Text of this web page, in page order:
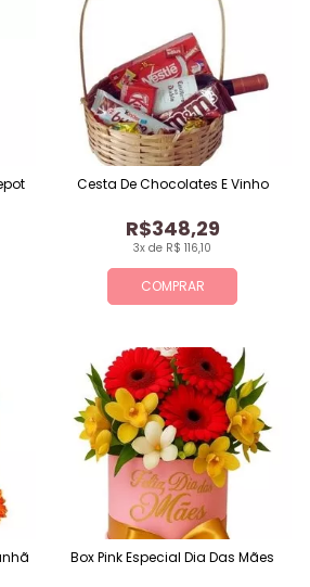
COMPRAR
3x de R$ 116,10
R$348,29
Cesta De Chocolates E Vinho
Box Pink Especial Dia Das Mães